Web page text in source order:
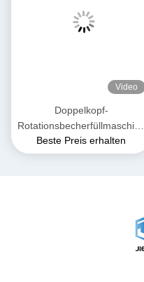
Video
Doppelkopf-
Rotationsbecherfüllmaschine
Kunststoffröhre Ketchup-
Soße Becherfüllversiegelung
Beste Preis erhalten